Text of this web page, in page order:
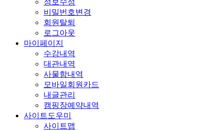
비밀번호변경
회원탈퇴
로그아웃
마이페이지
수강내역
대관내역
사물함내역
모바일회원카드
내글관리
캠핑장예약내역
사이트도우미
사이트맵